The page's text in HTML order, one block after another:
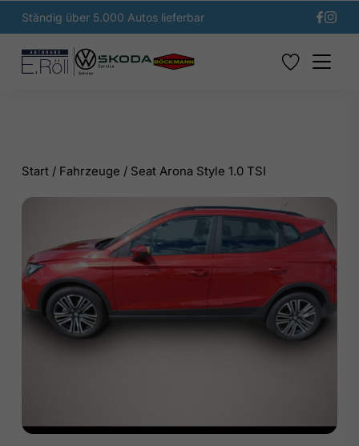
Ständig über 5.000 Autos lieferbar
Start/ Fahrzeuge / Seat Arona Style 1.0 TSI